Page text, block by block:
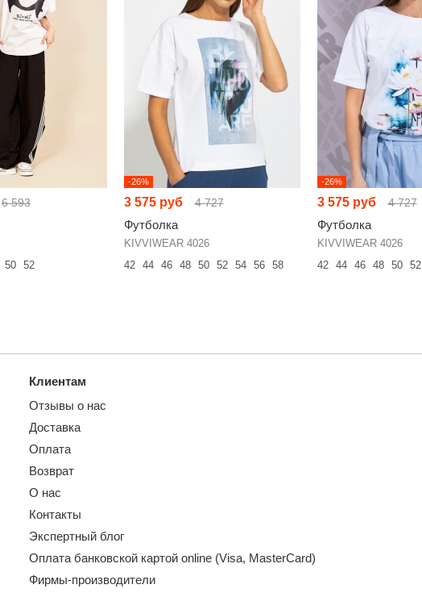
6 593
50 52
-26%
3 575 руб 4 727
Футболка
KIVVIWEAR 4026
42
44 46 48 50 52 54 56 58
-26%
3 575 руб 4 727
Футболка
KIVVIWEAR 4026
42
44 46 48 50 52
Клиентам
Отзывы о нас
Доставка
Оплата
Возврат
О нас
Контакты
Экспертный блог
Оплата банковской картой online (Visa, MasterCard)
Фирмы-производители